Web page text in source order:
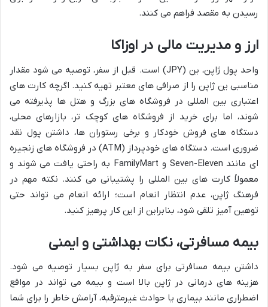
رسیدن به مقصد فراهم می کنند.
ارز و مدیریت مالی در اوزاکا
واحد پول ژاپن، ین (JPY) است. قبل از سفر، توصیه می شود مقدار
مناسبی ین ژاپن را از صرافی های معتبر تهیه کنید. اگرچه کارت های
اعتباری بین المللی در فروشگاه های بزرگ و هتل ها پذیرفته می
شوند، اما برای خرید از فروشگاه های کوچک تر، بازارهای محلی،
دستگاه های فروش خودکار و برخی رستوران ها، داشتن پول نقد
ضروری است. دستگاه های خودپرداز (ATM) در فروشگاه های زنجیره
ای مانند Seven-Eleven و FamilyMart به راحتی یافت می شوند و
معمولاً کارت های بین المللی را پشتیبانی می کنند. نکته مهم در
فرهنگ ژاپن، عدم انتظار انعام است؛ ارائه انعام می تواند حتی
توهین آمیز تلقی شود، بنابراین از این کار پرهیز کنید.
بیمه مسافرتی، نکات بهداشتی و ایمنی
داشتن بیمه مسافرتی برای سفر به ژاپن بسیار توصیه می شود.
هزینه های درمانی در ژاپن بالا است و بیمه می تواند در مواقع
اضطراری مانند بیماری یا حوادث غیرمترقبه، آرامش خاطر را برای شما